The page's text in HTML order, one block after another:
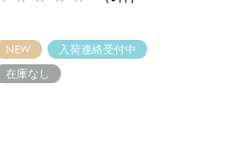
NEW
入荷連絡受付中
在庫なし